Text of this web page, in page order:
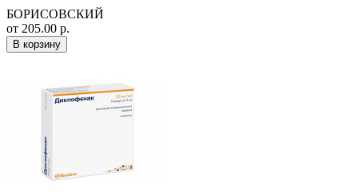
БОРИСОВСКИЙ
от 205.00 р.
В корзину